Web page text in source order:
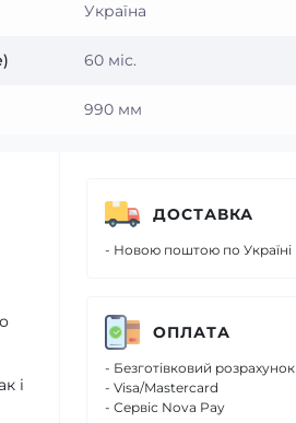
Україна
60 міс.
990 мм
і
ДОСТАВКА
- Новою поштою по Україні
ОПЛАТА
- Безготівковий розрахунок
- Visa/Mastercard
- Сервіс Nova Pay